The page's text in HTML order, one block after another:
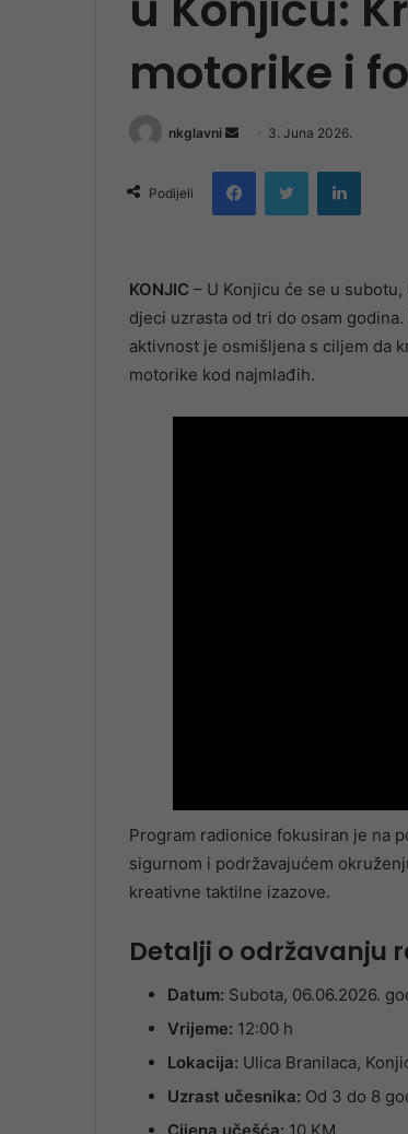
motorike i
nkglavni
Send
email
3. Juna 2026.
Podijeli
FacebookTwitter LinkedIn
KONJIC – U Konjicu će se u
djeci uzrasta od tri do osam
aktivnost je osmišljena s ciljem da
motorike kod najmlađih.
Program radionice fokusiran je na
sigurnom i podržavajućem
kreativne taktilne izazove.
Detalji o održavanju
Datum: Subota, 06.06.2026.
Vrijeme: 12:00 h
Lokacija: Ulica Branilaca,
Uzrast učesnika: Od 3 do 8